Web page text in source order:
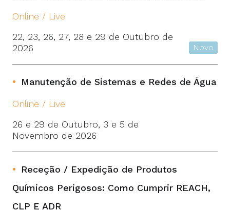
Online / Live
22, 23, 26, 27, 28 e 29 de Outubro de
2026
Novo
Manutenção de Sistemas e Redes de Água
Online / Live
26 e 29 de Outubro, 3 e 5 de
Novembro de 2026
Receção / Expedição de Produtos
Químicos Perigosos: Como Cumprir REACH,
CLP E ADR